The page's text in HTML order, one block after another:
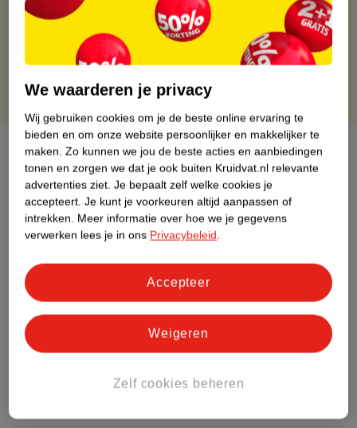
Gratis thuisbezorgd vanaf 50.00
Gratis retourneren binnen 30 dagen
Gratis punten met je Kruidvat kaart
Over dit product
Productinformatie
Etiketinformatie
Nature Impact Score
Dit product heeft (nog) geen Nature
Meer informatie
We waarderen je privacy
Wij gebruiken cookies om je de beste online ervaring te
bieden en om onze website persoonlijker en makkelijker te
maken. Zo kunnen we jou de beste acties en aanbiedingen
tonen en zorgen we dat je ook buiten Kruidvat.nl relevante
advertenties ziet. Je bepaalt zelf welke cookies je
accepteert. Je kunt je voorkeuren altijd aanpassen of
intrekken. Meer informatie over hoe we je gegevens
verwerken lees je in ons Privacybeleid.
Zelf cookies beheren
Weigeren
Accepteer